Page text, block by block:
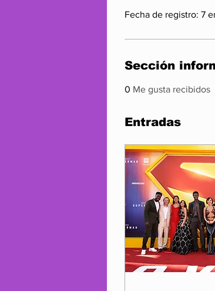
Fecha de registro: 7
Sección
0 Me gusta recibidos
Entradas